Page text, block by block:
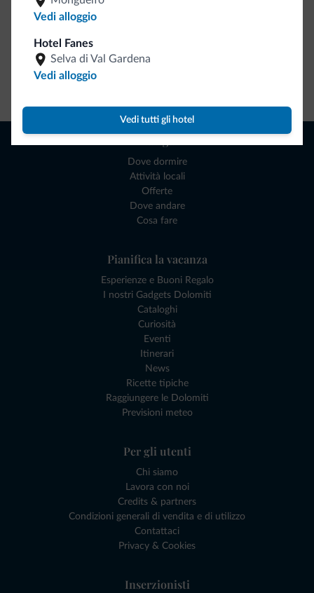
Vedi alloggio
Hotel Fanes
Selva di Val Gardena
Vedi alloggio
Vedi tutti gli hotel
Dove dormire
Attività locali
Offerte
Dove andare
Cosa fare
Pianifica la vacanza
Esperienze e Buoni Regalo
I nostri Gadgets Dolomiti
Cataloghi
Curiosità
Eventi
Itinerari
News
Ricette tipiche
Raggiungere le Dolomiti
Previsioni meteo
Per gli utenti
Chi siamo
Lavora con noi
Credits & partners
Condizioni generali di vendita e di utilizzo
Contattaci
Privacy & Cookies
Inserzionisti